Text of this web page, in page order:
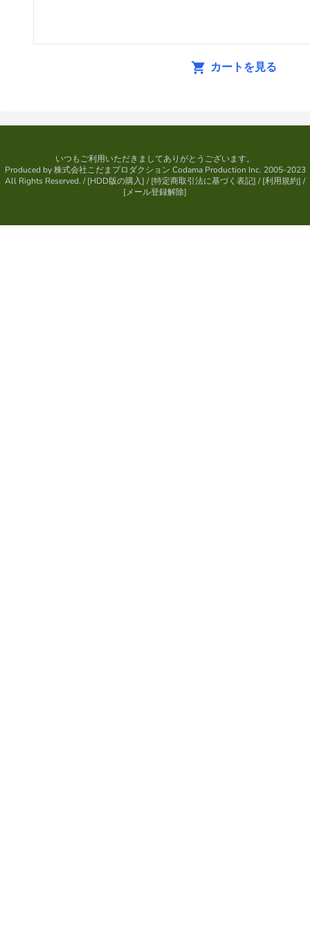
カートを見る
いつもご利用いただきましてありがとうございます。
Produced by株式会社こだまプロダクション Codama Production Inc. 2005-2023
All Rights Reserved. / [HDD版の購入] / [特定商取引法に基づく表記] / [利用規約] /
[メール登録解除]